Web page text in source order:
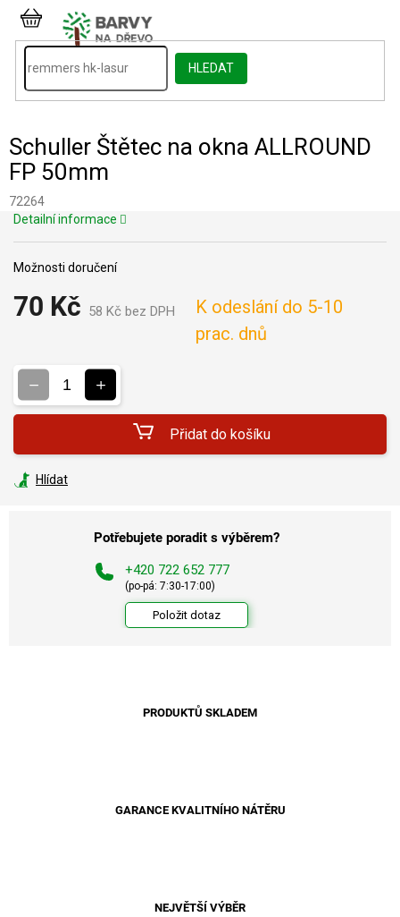
Přejít
obsah
HLEDAT
NÁKUPNÍ
KOŠÍK
Schuller Štětec na okna ALLROUND
FP 50mm
72264
70 Kč 58 Kč bez DPH
Měrná
cena:
K odeslání do 5-10
prac. dnů
Možnosti doručení
Přidat do košíku
Detailní informace
Hlídat
Potřebujete poradit s výběrem?
+420 722 652 777
(po-pá: 7:30-17:00)
Položit dotaz
PRODUKTŮ SKLADEM
GARANCE KVALITNÍHO NÁTĚRU
NEJVĚTŠÍ VÝBĚR